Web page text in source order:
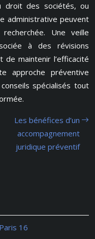
droit des sociétés, ou
administrative peuvent
Une veille
à des révisions
maintenir l’efficacité
approche préventive
spécialisés tout
Les bénéfices d’un
accompagnement
juridique préventif
16